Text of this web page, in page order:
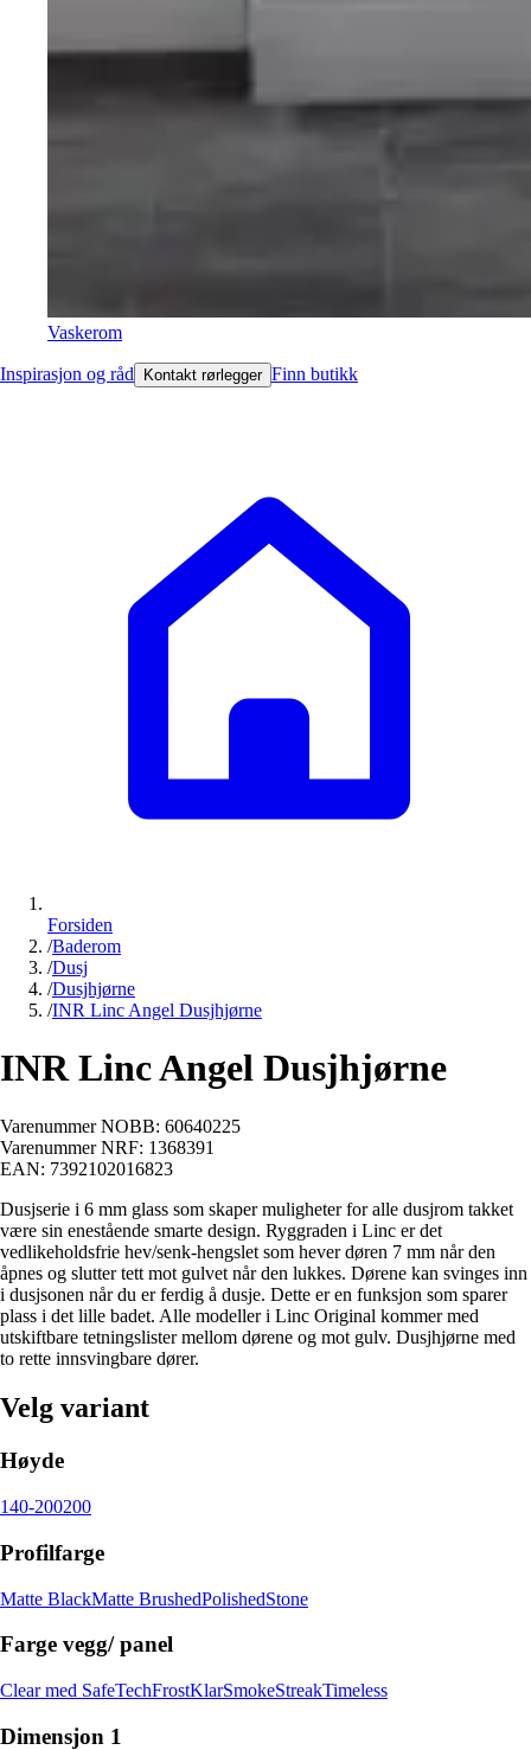
Vaskerom
Inspirasjon og råd Kontakt rørlegger Finn butikk
Forsiden
/Baderom
/Dusj
/Dusjhjørne
/INR Linc Angel Dusjhjørne
INR Linc Angel Dusjhjørne
Varenummer NOBB: 60640225
Varenummer NRF: 1368391
EAN: 7392102016823
Dusjserie i 6 mm glass som skaper muligheter for alle dusjrom takket
være sin enestående smarte design. Ryggraden i Linc er det
vedlikeholdsfrie hev/senk-hengslet som hever døren 7 mm når den
åpnes og slutter tett mot gulvet når den lukkes. Dørene kan svinges inn
i dusjsonen når du er ferdig å dusje. Dette er en funksjon som sparer
plass i det lille badet. Alle modeller i Linc Original kommer med
utskiftbare tetningslister mellom dørene og mot gulv. Dusjhjørne med
to rette innsvingbare dører.
Velg variant
Høyde
140-200200
Profilfarge
Matte BlackMatte BrushedPolishedStone
Farge vegg/ panel
Clear med SafeTechFrostKlarSmokeStreakTimeless
Dimensjon 1